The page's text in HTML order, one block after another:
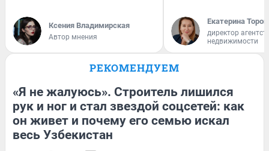
Ксения Владимирская
Автор мнения
Екатерина
директор
недвижимости
РЕКОМЕНДУЕМ
«Я не жалуюсь». Строитель лишился
рук и ног и стал звездой соцсетей: как
он живет и почему его семью искал
весь Узбекистан